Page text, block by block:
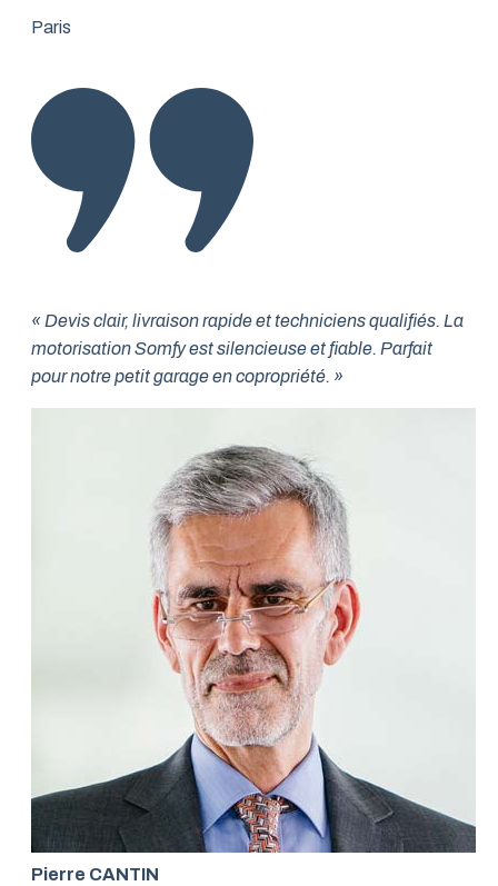
Paris
« Devis clair, livraison rapide et techniciens qualifiés. La
motorisation Somfy est silencieuse et fiable. Parfait
pour notre petit garage en copropriété. »
Pierre CANTIN